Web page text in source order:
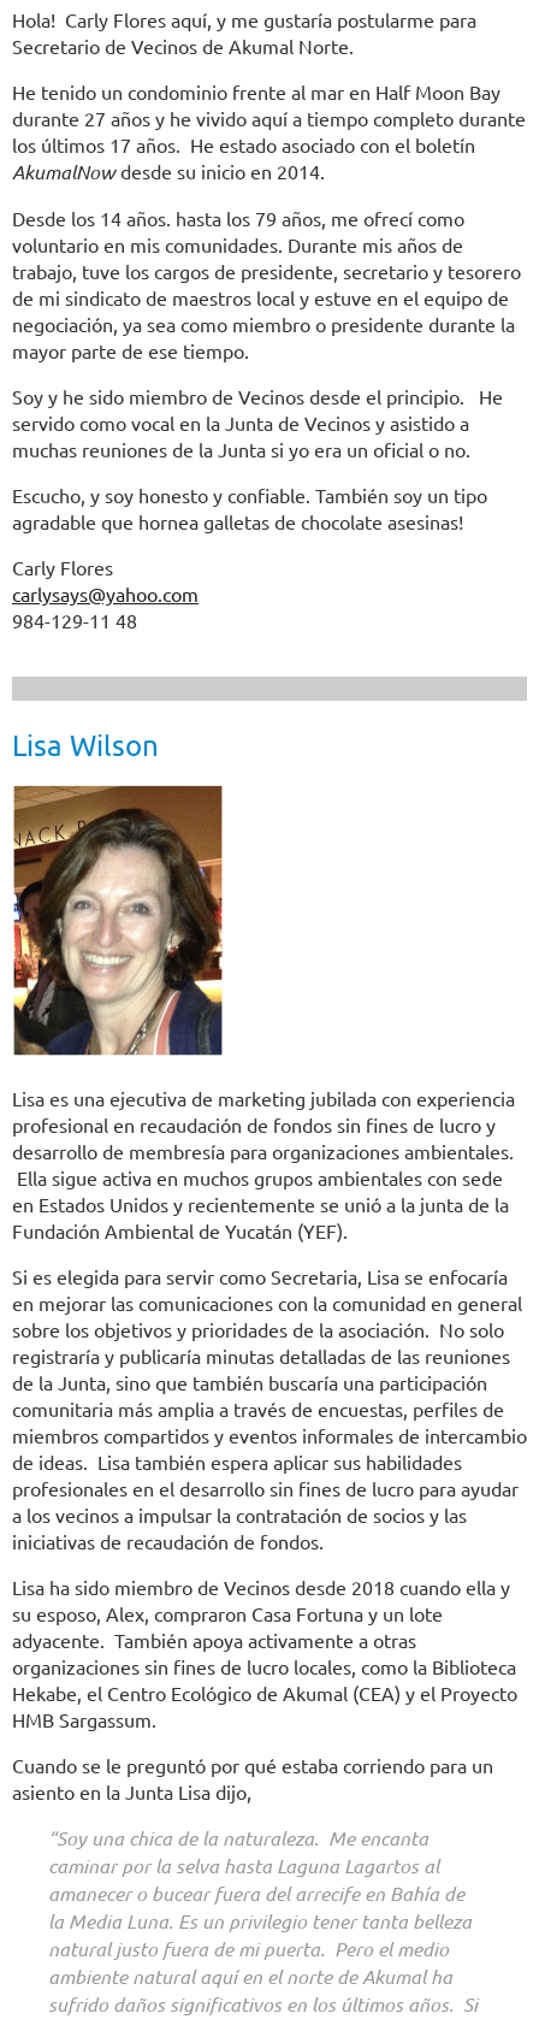
Hola! Carly Flores aquí, y me gustaría postularme para
Secretario de Vecinos de Akumal Norte.
He tenido un condominio frente al mar en Half Moon Bay
durante 27 años y he vivido aquí a tiempo completo durante
los últimos 17 años. He estado asociado con el boletín
AkumalNowdesde su inicio en 2014.
Desde los 14 años. hasta los 79 años, me ofrecí como
voluntario en mis comunidades. Durante mis años de
trabajo, tuve los cargos de presidente, secretario y tesorero
de mi sindicato de maestros local y estuve en el equipo de
negociación, ya sea como miembro o presidente durante la
mayor parte de ese tiempo.
Soy y he sido miembro de Vecinos desde el principio. He
servido como vocal en la Junta de Vecinos y asistido a
muchas reuniones de la Junta si yo era un oficial o no.
Escucho, y soy honesto y confiable. También soy un tipo
agradable que hornea galletas de chocolate asesinas!
Carly Flores
carlysays@yahoo.com
984-129-11 48
Lisa Wilson
Lisa es una ejecutiva de marketing jubilada con experiencia
profesional en recaudación de fondos sin fines de lucro y
desarrollo de membresía para organizaciones ambientales.
Ella sigue activa en muchos grupos ambientales con sede
en Estados Unidos y recientemente se unió a la junta de la
Fundación Ambiental de Yucatán (YEF).
Si es elegida para servir como Secretaria, Lisa se enfocaría
en mejorar las comunicaciones con la comunidad en general
sobre los objetivos y prioridades de la asociación. No solo
registraría y publicaría minutas detalladas de las reuniones
de la Junta, sino que también buscaría una participación
comunitaria más amplia a través de encuestas, perfiles de
miembros compartidos y eventos informales de intercambio
de ideas. Lisa también espera aplicar sus habilidades
profesionales en el desarrollo sin fines de lucro para ayudar
a los vecinos a impulsar la contratación de socios y las
iniciativas de recaudación de fondos.
Lisa ha sido miembro de Vecinos desde 2018 cuando ella y
su esposo, Alex, compraron Casa Fortuna y un lote
adyacente. También apoya activamente a otras
organizaciones sin fines de lucro locales, como la Biblioteca
Hekabe, el Centro Ecológico de Akumal (CEA) y el Proyecto
HMB Sargassum.
Cuando se le preguntó por qué estaba corriendo para un
asiento en la Junta Lisa dijo,
“Soy una chica de la naturaleza. Me encanta
caminar por la selva hasta Laguna Lagartos al
amanecer o bucear fuera del arrecife en Bahía de
la Media Luna. Es un privilegio tener tanta belleza
natural justo fuera de mi puerta. Pero el medio
ambiente natural aquí en el norte de Akumal ha
sufrido daños significativos en los últimos años. Si